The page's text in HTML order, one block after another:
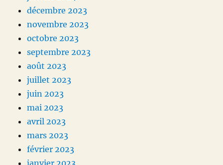
décembre 2023
novembre 2023
octobre 2023
septembre 2023
août 2023
juillet 2023
juin 2023
mai 2023
avril 2023
mars 2023
février 2023